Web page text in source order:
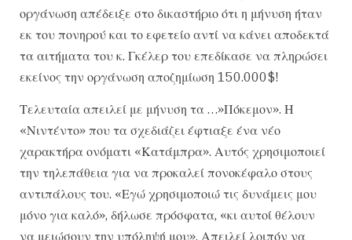
οργάνωση απέδειξε στο δικαστήριο ότι η μήνυση ήταν
εκ του πονηρού και το εφετείο αντί να κάνει αποδεκτά
τα αιτήματα του κ. Γκέλερ του επεδίκασε να πληρώσει
εκείνος την οργάνωση αποζημίωση 150.000$!
Τελευταία απειλεί με μήνυση τα …»Πόκεμον». Η
«Νιντέντο» που τα σχεδιάζει έφτιαξε ένα νέο
χαρακτήρα ονόματι «Κατάμπρα». Αυτός χρησιμοποιεί
την τηλεπάθεια για να προκαλεί πονοκέφαλο στους
αντιπάλους του. «Εγώ χρησιμοποιώ τις δυνάμεις μου
μόνο για καλό», δήλωσε πρόσφατα, «κι αυτοί θέλουν
να μειώσουν την υπόληψή μου». Απειλεί λοιπόν να